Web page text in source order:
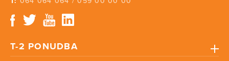
T-2 PONUDBA